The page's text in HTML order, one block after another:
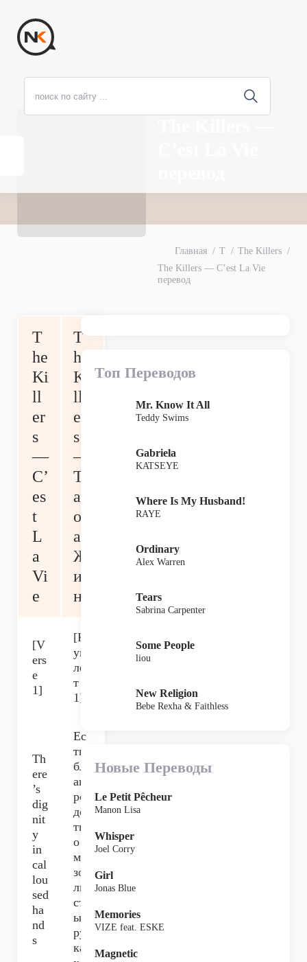
Главная T
The Killers
The Killers — C’est La Vie
перевод
T
he
Ki
ll
er
s
—
C’
es
t
L
a
Vi
e
T
he
Ki
ll
er
s
—
Т
ак
ов
а
Ж
из
нь
[V
ers
e
1]
[К
уп
ле
т
1]
Th
ere
’s
dig
nit
y
in
cal
lou
sed
ha
nd
s
Ес
ть
бл
аго
ро
дс
тв
о в
мо
зо
ли
ст
ых
ру
ка
Топ Переводов
Mr. Know It All
Teddy Swims
Gabriela
KATSEYE
Where Is My Husband!
RAYE
Ordinary
Alex Warren
Tears
Sabrina Carpenter
Some People
liou
New Religion
Bebe Rexha & Faithless
Новые Переводы
Le Petit Pêcheur
Manon Lisa
Whisper
Joel Corry
Girl
Jonas Blue
Memories
VIZE feat. ESKE
Magnetic